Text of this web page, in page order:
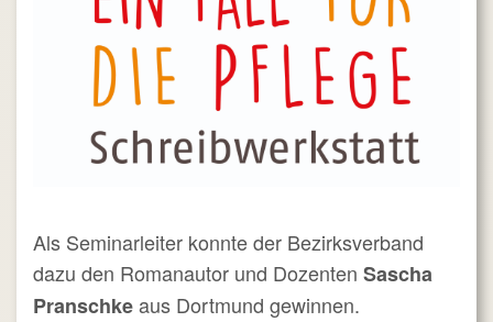
Als Seminarleiter konnte der Bezirksverband
dazu den Romanautor und Dozenten Sascha
Pranschkeaus Dortmund gewinnen.